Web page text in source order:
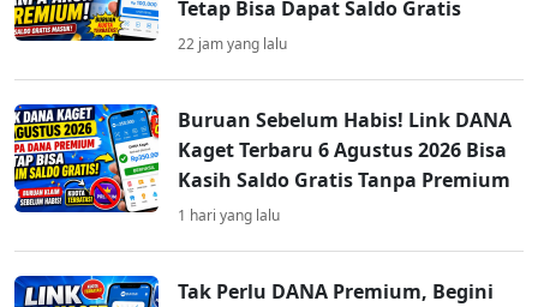
Tetap Bisa Dapat Saldo Gratis
22 jam yang lalu
Buruan Sebelum Habis! Link DANA
Kaget Terbaru 6 Agustus 2026 Bisa
Kasih Saldo Gratis Tanpa Premium
1 hari yang lalu
Tak Perlu DANA Premium, Begini